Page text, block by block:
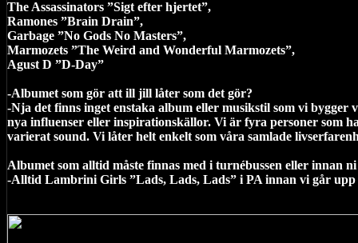
The Assassinators ”Sigt efter hjertet”,
Ramones ”Brain Drain”,
Garbage ”No Gods No Masters”,
Marmozets ”The Weird and Wonderful Marmozets”,
Agust D ”D-Day”
-Albumet som gör att ill jill låter som det gör?
-Nja det finns inget enstaka album eller musikstil som vi
nya influenser eller inspirationskällor. Vi är fyra personer som
varierat sound. Vi låter helt enkelt som våra samlade
Albumet som alltid måste finnas med i turnébussen eller innan ni
-Alltid Lambrini Girls ”Lads, Lads, Lads” i PA innan vi går upp